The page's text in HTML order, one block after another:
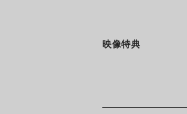
映像特典